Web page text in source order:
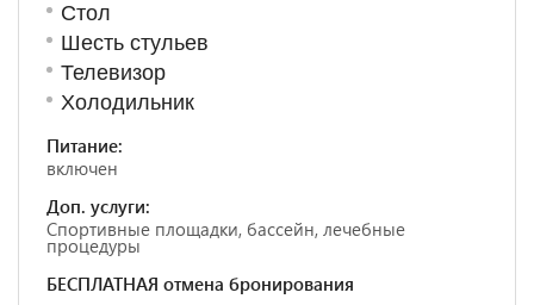
Стол
Шесть стульев
Телевизор
Холодильник
Питание:
включен
Доп. услуги:
Спортивные площадки, бассейн, лечебные
процедуры
БЕСПЛАТНАЯ отмена бронирования